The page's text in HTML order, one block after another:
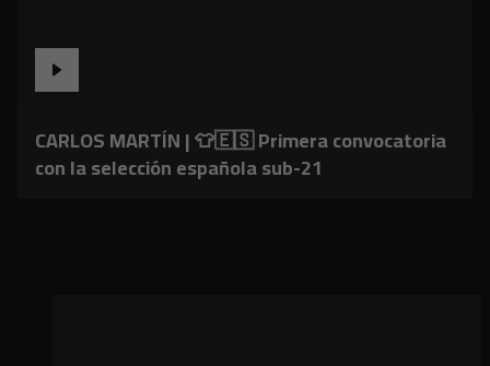
CARLOS MARTÍN | 👕🇪🇸 Primera convocatoria
con la selección española sub-21